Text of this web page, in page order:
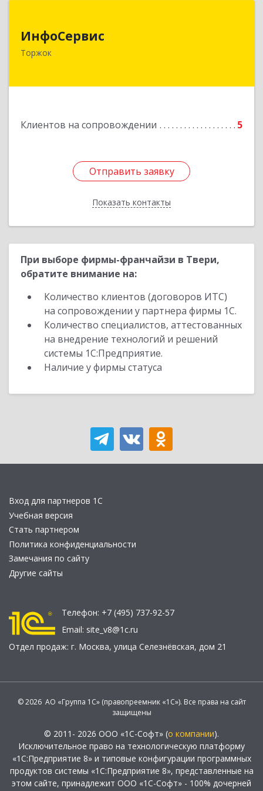
ИнфоСервис
Торжок
Клиентов на сопровождении 5
Отправить заявку
Показать контакты
172002, Тверская обл, Торжок г, Радищева ул,
Подробнее
Отправить заявку
Назад
При выборе фирмы-франчайзи в Твери,
обратите внимание на:
Количество клиентов (договоров ИТС)
на сопровождении у партнера фирмы 1С.
Количество специалистов, аттестованных
на внедрение технологий и решений
системы 1С:Предприятие.
Наличие у фирмы статуса
Вход для партнеров 1С
Учебная версия
Стать партнером
Политика конфиденциальности
Замечания по сайту
Другие сайты
Телефон: +7 (495) 737-92-57
Email: site_v8@1c.ru
Отдел продаж: г. Москва, улица Селезнёвская, дом 21
© 2026 АО «Группа 1С» (правопреемник «1С»). Все права на сайт
защищены
© 2011- 2026 ООО «1С-Софт» (о компании).
Исключительное право на технологическую платформу
«1С:Предприятие 8» и типовые конфигурации программных
продуктов системы «1С:Предприятие 8», представленные на
этом сайте, принадлежит ООО «1С-Софт» - 100% дочерней